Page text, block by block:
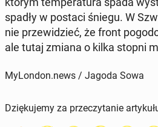
spadły w postaci śniegu. W
nie prze­wi­dzieć, że front
ale tutaj zmiana o kilka stopni
MyLondon.news / Jagoda Sowa
Dziękujemy za przeczytanie